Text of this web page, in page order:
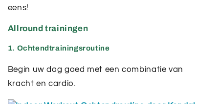
eens!
Allround trainingen
1. Ochtendtrainingsroutine
Begin uw dag goed met een combinatie van
kracht en cardio.